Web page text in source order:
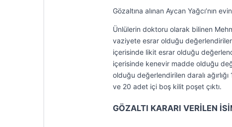
Gözaltına alınan Aycan Yağcı’nın
Ünlülerin doktoru olarak bilinen
vaziyete esrar olduğu
içerisinde likit esrar olduğu
içerisinde kenevir madde olduğu
olduğu değerlendirilen daralı
ve 20 adet içi boş kilit poşet çıktı.
GÖZALTI KARARI VERİLEN